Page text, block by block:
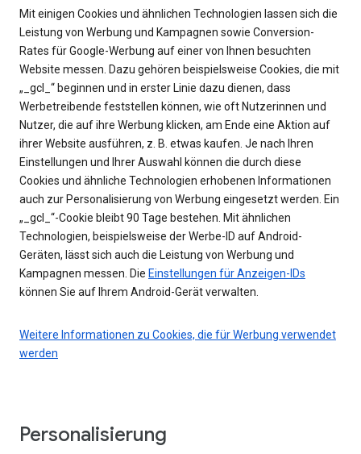
Mit einigen Cookies und ähnlichen Technologien lassen sich die
Leistung von Werbung und Kampagnen sowie Conversion-
Rates für Google-Werbung auf einer von Ihnen besuchten
Website messen. Dazu gehören beispielsweise Cookies, die mit
„_gcl_“ beginnen und in erster Linie dazu dienen, dass
Werbetreibende feststellen können, wie oft Nutzerinnen und
Nutzer, die auf ihre Werbung klicken, am Ende eine Aktion auf
ihrer Website ausführen, z. B. etwas kaufen. Je nach Ihren
Einstellungen und Ihrer Auswahl können die durch diese
Cookies und ähnliche Technologien erhobenen Informationen
auch zur Personalisierung von Werbung eingesetzt werden. Ein
„_gcl_“-Cookie bleibt 90 Tage bestehen. Mit ähnlichen
Technologien, beispielsweise der Werbe-ID auf Android-
Geräten, lässt sich auch die Leistung von Werbung und
Kampagnen messen. Die Einstellungen für Anzeigen-IDs
können Sie auf Ihrem Android-Gerät verwalten.
Weitere Informationen zu Cookies, die für Werbung verwendet
werden
Personalisierung